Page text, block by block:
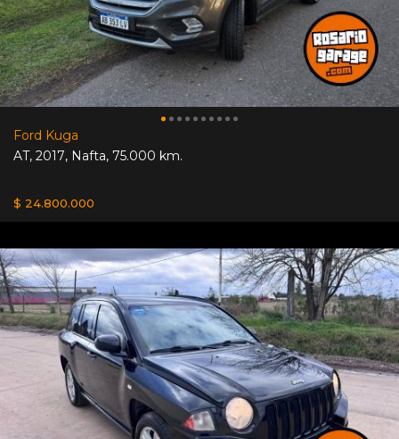
Ford Kuga
AT, 2017, Nafta, 75.000 km.
$ 24.800.000